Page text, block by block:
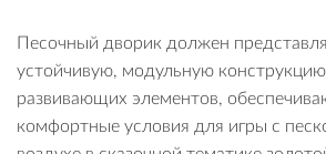
Песочный дворик должен
устойчивую, модульную
развивающих элементов,
комфортные условия для игры с